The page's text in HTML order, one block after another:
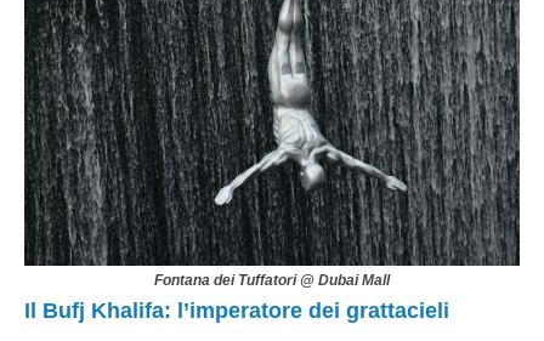
Fontana dei Tuffatori @ Dubai Mall
Il Bufj Khalifa: l’imperatore dei grattacieli